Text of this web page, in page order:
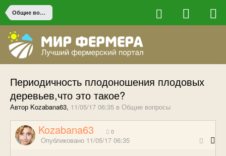
Общие вопросы
Периодичность плодоношения плодовых
деревьев,что это такое?
Автор Kozabana63, 11/05/17 06:35 в Общие вопросы
Kozabana63 0
Опубликовано 11/05/17 06:35